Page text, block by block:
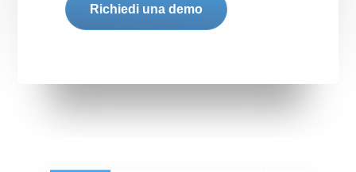
Richiedi una demo